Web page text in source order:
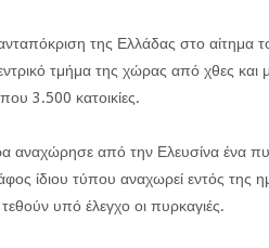
της Ελλάδας στο αίτημα
τμήμα της χώρας από χθες και
3.500 κατοικίες.
αναχώρησε από την Ελευσίνα ένα
ίδιου τύπου αναχωρεί εντός της
τεθούν υπό έλεγχο οι πυρκαγιές.